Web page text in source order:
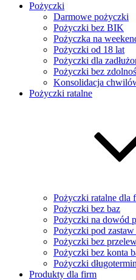
Pożyczki
Darmowe pożyczki
Pożyczki bez BIK
Pożyczka na
Pożyczki od 18 lat
Pożyczki dla
Pożyczki bez
Konsolidacja
Pożyczki ratalne
Pożyczki ratalne dla
Pożyczki bez baz
Pożyczki na dowód
Pożyczki pod
Pożyczki bez
Pożyczki bez konta
Pożyczki
Produkty dla firm